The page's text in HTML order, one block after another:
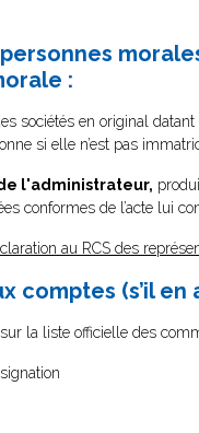
:
sociétés en original
si elle n’est pas
l'administrateur,
conformes de l’acte lui
au RCS des
comptes (s’il
la liste officielle des